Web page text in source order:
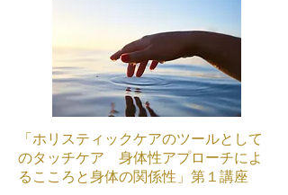
「ホリスティックケアのツールとして
のタッチケア 身体性アプローチによ
るこころと身体の関係性」第１講座